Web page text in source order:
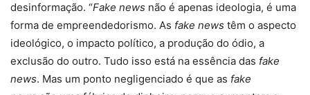
desinformação. “Fake news não é apenas ideologia, é uma
forma de empreendedorismo. As fake news têm o aspecto
ideológico, o impacto político, a produção do ódio, a
exclusão do outro. Tudo isso está na essência das fake
news. Mas um ponto negligenciado é que as fake